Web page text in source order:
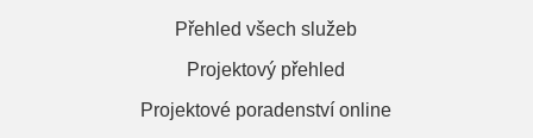
Přehled všech služeb
Projektový přehled
Projektové poradenství online